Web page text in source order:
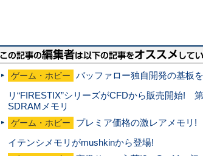
ゲーム・ホビー
バッファロー独自開発の基板
リ“FIRESTIX”シリーズがCFDから販売開始!
SDRAMメモリ
ゲーム・ホビー
プレミア価格の激レアメモリ
イテンシメモリがmushkinから登場!